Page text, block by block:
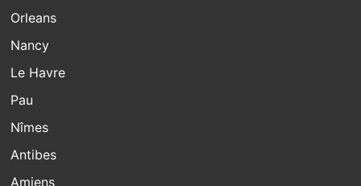
Orleans
Nancy
Le Havre
Pau
Nîmes
Antibes
Amiens